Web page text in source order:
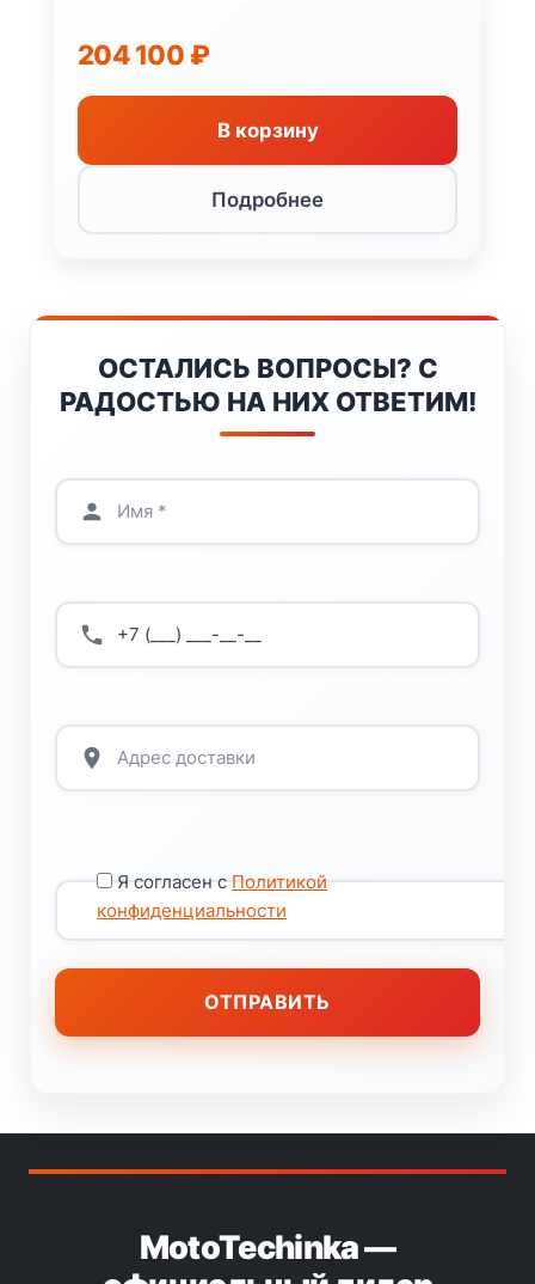
204 100 ₽
В корзину
Подробнее
ОСТАЛИСЬ ВОПРОСЫ? С
РАДОСТЬЮ НА НИХ ОТВЕТИМ!
Я согласен сПолитикой
конфиденциальности
MotoTechinka —